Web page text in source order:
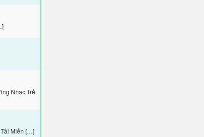
Nhạc Trẻ
Tải Miễn […]